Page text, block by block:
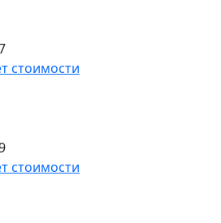
стоимости
стоимости